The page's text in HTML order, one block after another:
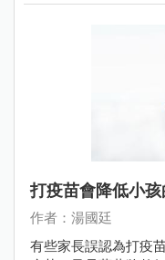
打疫苗會降低小孩
作者：湯國廷
有些家長誤認為打疫